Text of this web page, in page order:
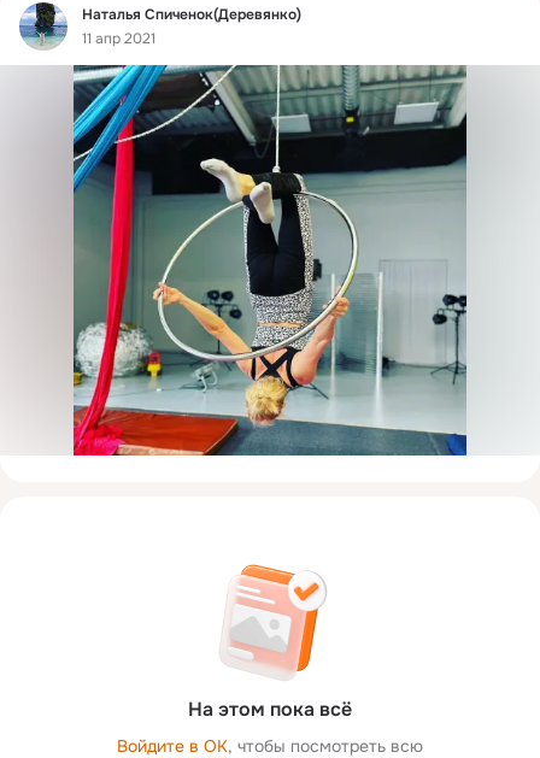
Фид
Наталья Спиченок(Деревянко)
11 апр 2021
На этом пока всё
Войдите в ОК, чтобы посмотреть всю